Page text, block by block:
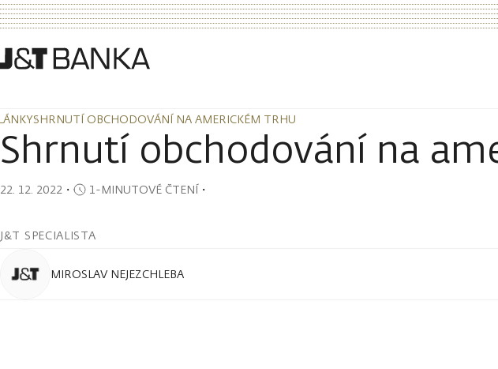
SHRNUTÍ OBCHODOVÁNÍ NA AMERICKÉM TRHU
SHRNUTÍ OBCHODOVÁNÍ NA AMERICKÉM TRHU
Shrnutí obchodování na
22. 12. 2022 ・ 1-MINUTOVÉ ČTENÍ・
J&T SPECIALISTA
MIROSLAV NEJEZCHLEBA